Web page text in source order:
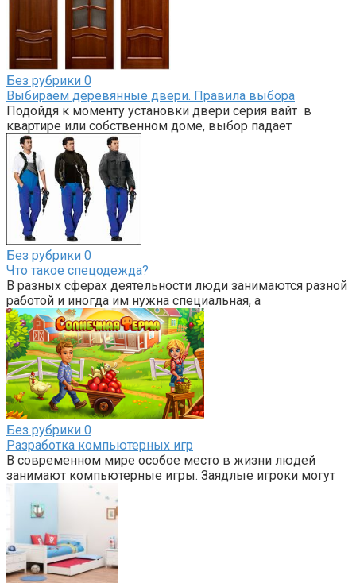
Без рубрики 0
Выбираем деревянные двери. Правила выбора
Подойдя к моменту установки двери серия вайт в
квартире или собственном доме, выбор падает
Без рубрики 0
Что такое спецодежда?
В разных сферах деятельности люди занимаются разной
работой и иногда им нужна специальная, а
Без рубрики 0
Разработка компьютерных игр
В современном мире особое место в жизни людей
занимают компьютерные игры. Заядлые игроки могут